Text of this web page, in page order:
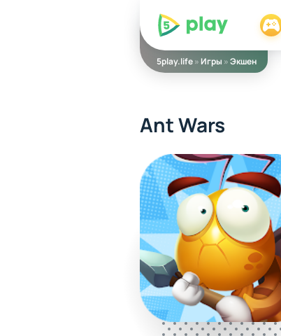
5play
5play.life»Игры »Экшен
Ant Wars